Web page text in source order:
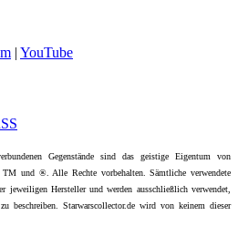
| YouTube
Gegenstände sind das geistige Eigentum von
und ®. Alle Rechte vorbehalten. Sämtliche verwendete
jeweiligen Hersteller und werden ausschließlich verwendet,
beschreiben. Starwarscollector.de wird von keinem dieser